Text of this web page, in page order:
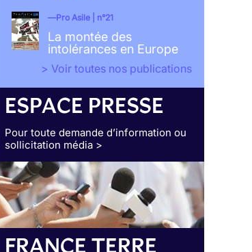
Pro Asile | n°21
La montée des
intolérances en Europe
> Voir toutes nos publications
ESPACE PRESSE
Pour toute demande d’information ou
sollicitation média >
FRANCE TERRE